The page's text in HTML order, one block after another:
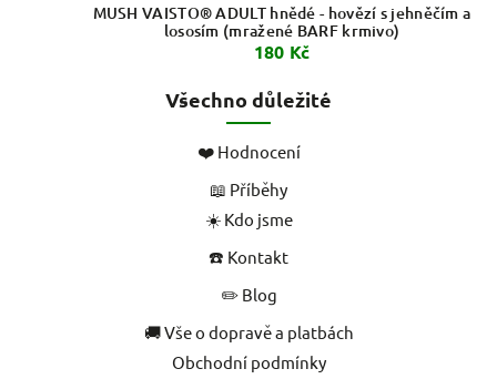
MUSH VAISTO® ADULT hnědé - hovězí s jehněčím a
lososím (mražené BARF krmivo)
180 Kč
Všechno důležité
❤️ Hodnocení
📖 Příběhy
☀️ Kdo jsme
☎️ Kontakt
✏️ Blog
🚚 Vše o dopravě a platbách
Obchodní podmínky